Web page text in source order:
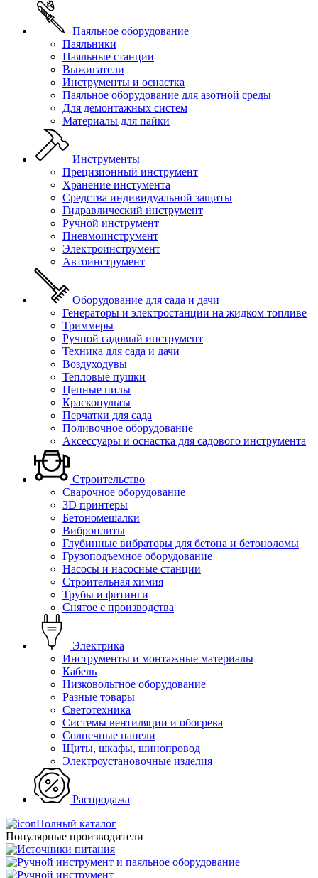
Паяльное оборудование
Паяльники
Паяльные станции
Выжигатели
Инструменты и оснастка
Паяльное оборудование для азотной среды
Для демонтажных систем
Материалы для пайки
Инструменты
Прецизионный инструмент
Хранение инстумента
Средства индивидуальной защиты
Гидравлический инструмент
Ручной инструмент
Пневмоинструмент
Электроинструмент
Автоинструмент
Оборудование для сада и дачи
Генераторы и электростанции на жидком топливе
Триммеры
Ручной садовый инструмент
Техника для сада и дачи
Воздуходувы
Тепловые пушки
Цепные пилы
Краскопульты
Перчатки для сада
Поливочное оборудование
Аксессуары и оснастка для садового инструмента
Строительство
Сварочное оборудование
3D принтеры
Бетономешалки
Виброплиты
Глубинные вибраторы для бетона и бетоноломы
Грузоподъемное оборудование
Насосы и насосные станции
Строительная химия
Трубы и фитинги
Снятое с производства
Электрика
Инструменты и монтажные материалы
Кабель
Низковольтное оборудование
Разные товары
Светотехника
Системы вентиляции и обогрева
Солнечные панели
Щиты, шкафы, шинопровод
Электроустановочные изделия
Распродажа
Полный каталог
Популярные производители